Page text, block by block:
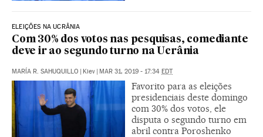
ELEIÇÕES NA UCRÂNIA
Com 30% dos votos nas pesquisas, comediante
deve ir ao segundo turno na Ucrânia
MARÍA R. SAHUQUILLO | Kiev | MAR 31, 2019 - 17:34 EDT
Favorito para as eleições
presidenciais deste domingo
com 30% dos votos, ele
disputa o segundo turno em
abril contra Poroshenko